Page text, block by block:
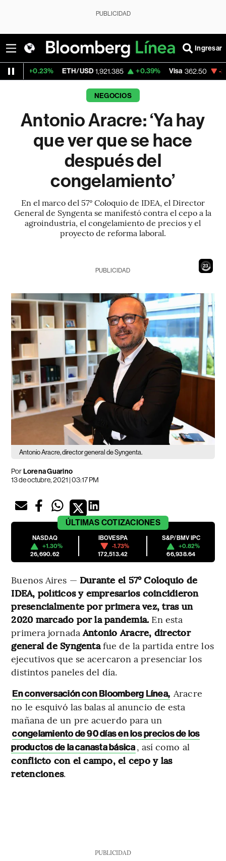
PUBLICIDAD
Ingresar
ETH/USD 1,921.385 +0.39% Visa 362.50 -2.15%
NEGOCIOS
Antonio Aracre: ‘Ya hay
que ver que se hace
después del
congelamiento’
En el marco del 57° Coloquio de IDEA, el Director
General de Syngenta se manifestó contra el cepo a la
agroindustria, el congelamiento de precios y el
proyecto de reforma laboral.
21
PUBLICIDAD
Antonio Aracre, director general de Syngenta.
PorLorena Guarino
13 de octubre, 2021 | 03:17 PM
ÚLTIMAS COTIZACIONES
NASDAQ
+1.30%
26,690.62
IBOVESPA
-1.73%
172,513.42
S&P/BMV IPC
+0.82%
66,938.64
Buenos Aires — Durante el 57° Coloquio de
IDEA, políticos y empresarios coincidieron
presencialmente por primera vez, tras un
2020 marcado por la pandemia. En esta
primera jornadaAntonio Aracre, director
general de Syngentafue de la partida entre los
ejecutivos que se acercaron a presenciar los
distintos paneles del día.
En conversación con Bloomberg Línea, Aracre
no le esquivó las balas al anuncio de esta
mañana de un pre acuerdo para un
congelamiento de 90 días en los precios de los
productos de la canasta básica, así como al
conflicto con el campo, el cepo y las
retenciones.
PUBLICIDAD